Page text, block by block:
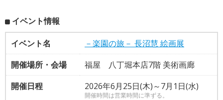
イベント情報
イベント名
－楽園の旅－ 長沼慧 絵画展
開催場所・会場
福屋 八丁堀本店7階 美術画廊
開催日程
2026年6月25日(木)～7月1日(水)
開催時間は営業時間に準ずる。